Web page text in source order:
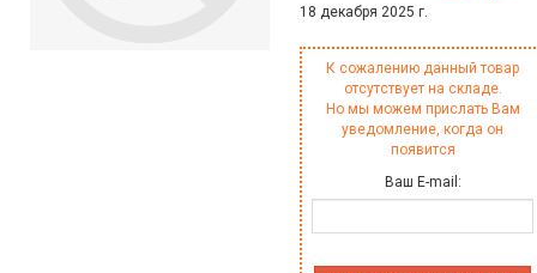
18 декабря 2025 г.
К сожалению данный товар
отсутствует на складе.
Но мы можем прислать Вам
уведомление, когда он
появится
Ваш E-mail: